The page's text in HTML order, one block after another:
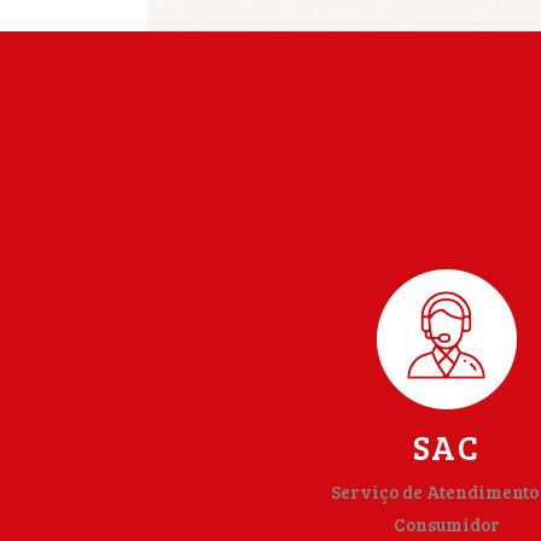
SAC
Serviço de Atendimento
Consumidor